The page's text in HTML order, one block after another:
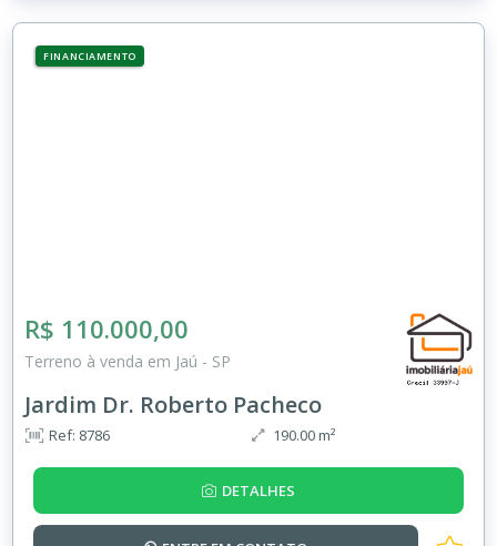
FINANCIAMENTO
R$ 110.000,00
Terreno à venda em Jaú - SP
Jardim Dr. Roberto Pacheco
Ref: 8786 190.00 m²
DETALHES